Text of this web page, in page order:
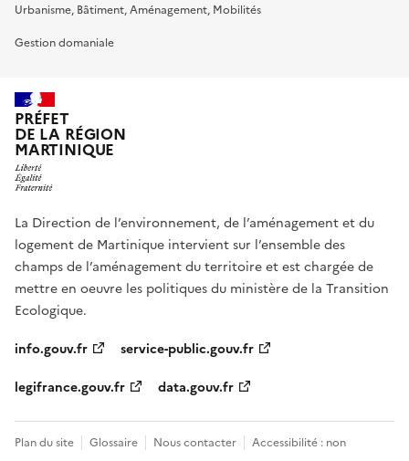
Urbanisme, Bâtiment, Aménagement, Mobilités
Gestion domaniale
PRÉFET
DE LA RÉGION
MARTINIQUE
La Direction de l’environnement, de l’aménagement et du
logement de Martinique intervient sur l’ensemble des
champs de l’aménagement du territoire et est chargée de
mettre en oeuvre les politiques du ministère de la Transition
Ecologique.
info.gouv.fr
service-public.gouv.fr
legifrance.gouv.fr
data.gouv.fr
Plan du site Glossaire Nous contacter Accessibilité : non